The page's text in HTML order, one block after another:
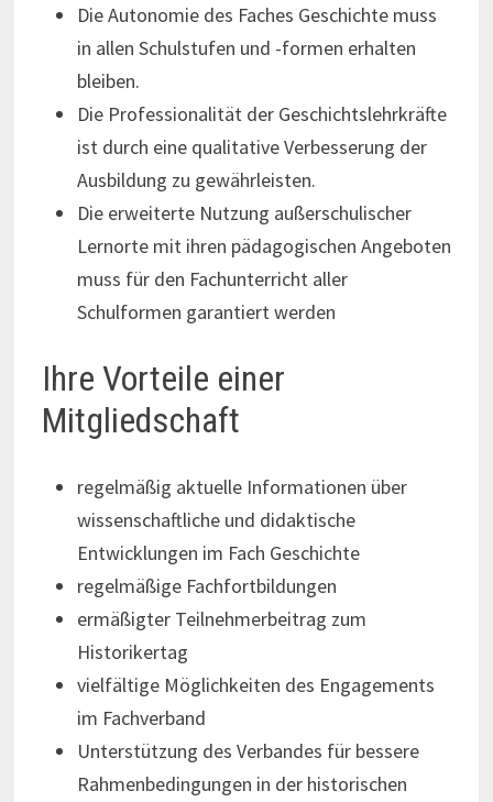
Die Autonomie des Faches Geschichte muss
in allen Schulstufen und -formen erhalten
bleiben.
Die Professionalität der Geschichtslehrkräfte
ist durch eine qualitative Verbesserung der
Ausbildung zu gewährleisten.
Die erweiterte Nutzung außerschulischer
Lernorte mit ihren pädagogischen Angeboten
muss für den Fachunterricht aller
Schulformen garantiert werden
Ihre Vorteile einer
Mitgliedschaft
regelmäßig aktuelle Informationen über
wissenschaftliche und didaktische
Entwicklungen im Fach Geschichte
regelmäßige Fachfortbildungen
ermäßigter Teilnehmerbeitrag zum
Historikertag
vielfältige Möglichkeiten des Engagements
im Fachverband
Unterstützung des Verbandes für bessere
Rahmenbedingungen in der historischen